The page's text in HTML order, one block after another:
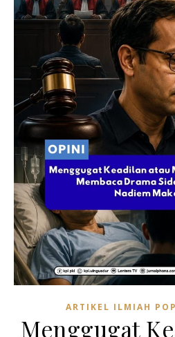
ARTIKEL ILMIAH
Menggugat